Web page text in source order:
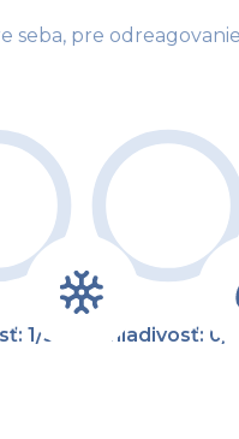
seba, pre
1/5 Chladivosť: 0/5